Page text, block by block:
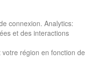
connexion. Analytics:
et des interactions
région en fonction de